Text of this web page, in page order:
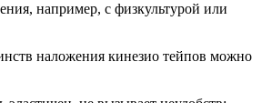
например, с физкультурой или
наложения кинезио тейпов можно